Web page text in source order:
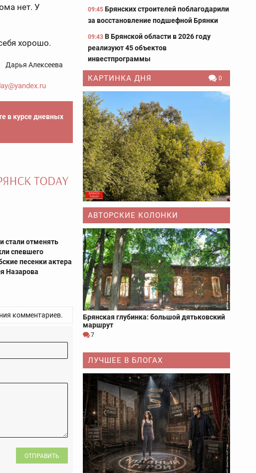
нет. У
хорошо.
Дарья Алексеева
в курсе дневных
стали отменять
спевшего
песенки актера
Назарова
комментариев.
ОТПРАВИТЬ
09:45 Брянских строителей поблагодарили
за восстановление подшефной Брянки
09:43 В Брянской области в 2026 году
реализуют 45 объектов
инвестпрограммы
КАРТИНКА ДНЯ 0
АВТОРСКИЕ КОЛОНКИ
Брянская глубинка: большой дятьковский
маршрут
7
ЛУЧШЕЕ В БЛОГАХ